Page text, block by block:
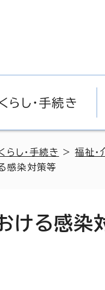
くらし・手続き
らし・手続き >福祉・
感染対策等
ける感染